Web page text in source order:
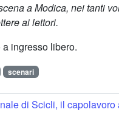
a Modica, nei tanti
ai lettori.
ingresso libero.
scenari
di Scicli, il